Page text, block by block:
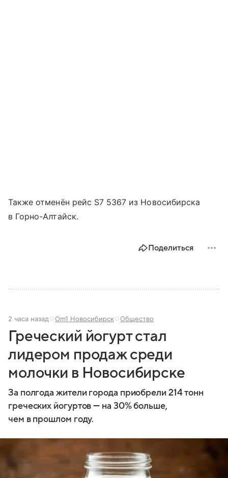
Также отменён рейс S7 5367 из Новосибирска
в Горно-Алтайск.
Поделиться
2 часа назад Om1 Новосибирск Общество
Греческий йогурт стал
лидером продаж среди
молочки в Новосибирске
За полгода жители города приобрели 214 тонн
греческих йогуртов — на 30% больше,
чем в прошлом году.